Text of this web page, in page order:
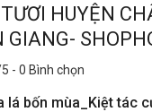
HUYỆN
-0 Bình chọn
lá bốn mùa_Kiệt tác